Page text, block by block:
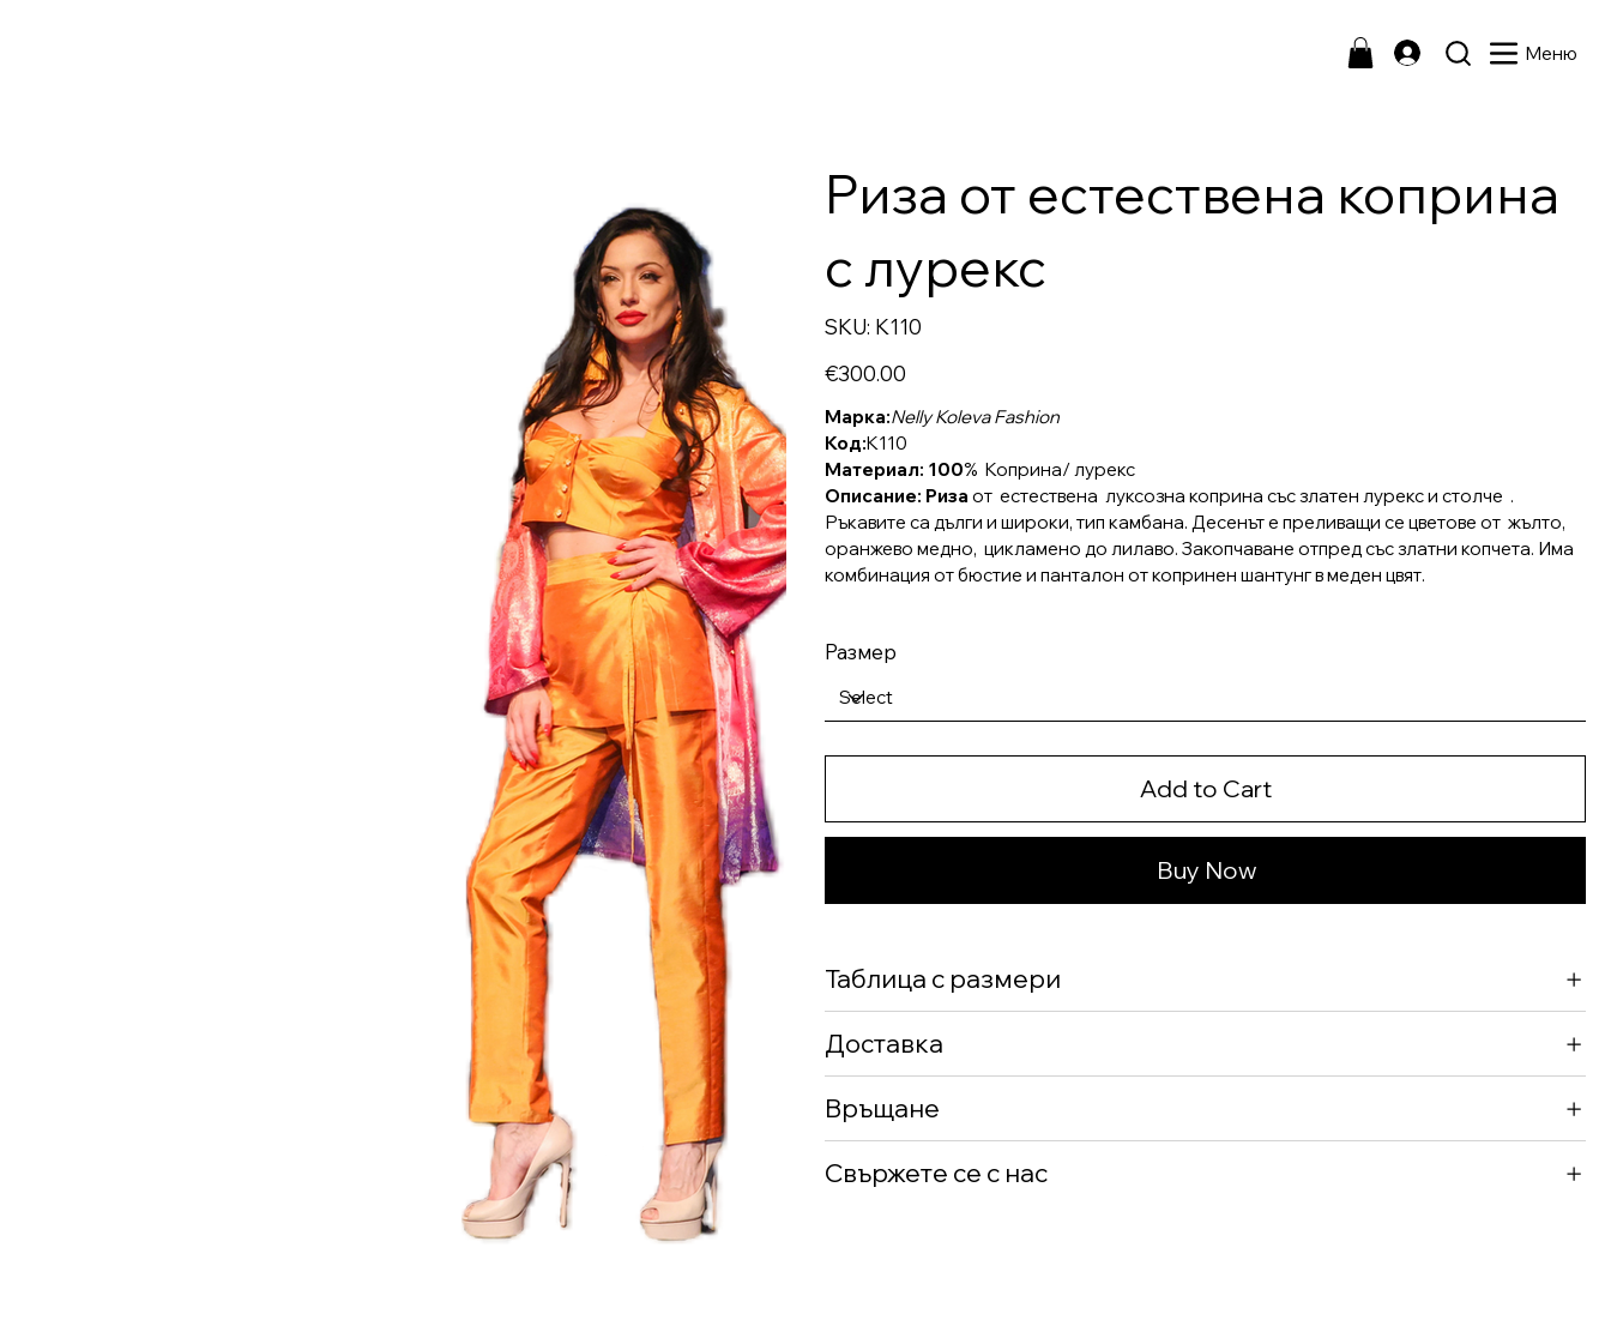
Меню
Риза от естествена коприна
с лурекс
SKU: SKU
K110
K110
Price
€300.00
Марка:Nelly Koleva Fashion
Код:K110
Материал: 100% Коприна/ лурекс
Описание: Риза от естествена луксозна коприна със златен лурекс и столче .
Ръкавите са дълги и широки, тип камбана. Десенът е преливащи се цветове от жълто,
оранжево медно, цикламено до лилаво. Закопчаване отпред със златни копчета. Има
комбинация от бюстие и панталон от копринен шантунг в меден цвят.
Размер
Add to Cart
Buy Now
Таблица с размери
Доставка
Връщане
Свържете се с нас